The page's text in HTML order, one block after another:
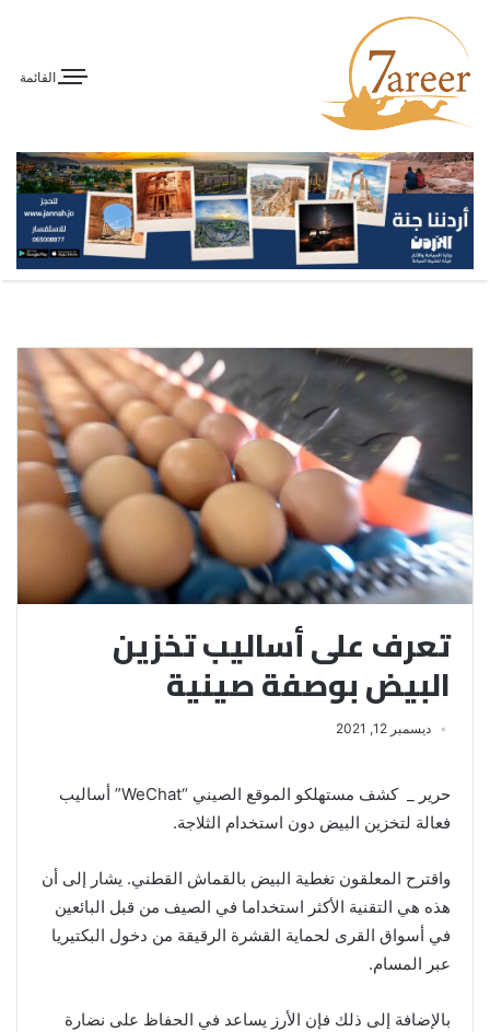
القائمة
تعرف على أساليب تخزين
البيض بوصفة صينية
ديسمبر 12, 2021
حرير _ كشف مستهلكو الموقع الصيني “WeChat” أساليب
فعالة لتخزين البيض دون استخدام الثلاجة.
واقترح المعلقون تغطية البيض بالقماش القطني. يشار إلى أن
هذه هي التقنية الأكثر استخداما في الصيف من قبل البائعين
في أسواق القرى لحماية القشرة الرقيقة من دخول البكتيريا
عبر المسام.
بالإضافة إلى ذلك فإن الأرز يساعد في الحفاظ على نضارة